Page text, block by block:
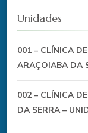
Unidades
001 – CLÍNICA
ARAÇOIABA DA
002 – CLÍNICA
DA SERRA –